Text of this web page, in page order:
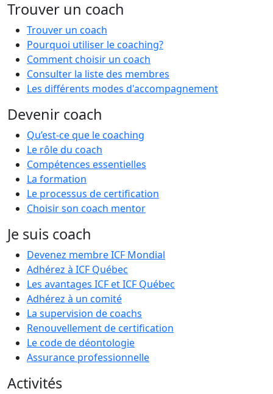
Trouver un coach
Trouver un coach
Pourquoi utiliser le coaching?
Comment choisir un coach
Consulter la liste des membres
Les différents modes d'accompagnement
Devenir coach
Qu’est-ce que le coaching
Le rôle du coach
Compétences essentielles
La formation
Le processus de certification
Choisir son coach mentor
Je suis coach
Devenez membre ICF Mondial
Adhérez à ICF Québec
Les avantages ICF et ICF Québec
Adhérez à un comité
La supervision de coachs
Renouvellement de certification
Le code de déontologie
Assurance professionnelle
Activités